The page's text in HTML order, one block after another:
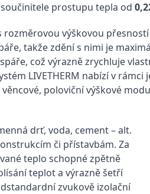
prostupu tepla od
rozměrovou výškovou
takže zdění s nimi je
což výrazně zrychluje
LIVETHERM nabízí v
poloviční výškové
drť, voda, cement – alt.
či přístavbám. Za
teplo schopné zpětně
teplot a výrazně šetří
zvukově izolační